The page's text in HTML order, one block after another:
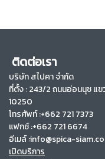
ติดต่อเรา
บริษัท สไปคา จำกัด
ที่ตั้ง :243/2 ถนนอ่อนนุช แข
10250
โทรศัพท์ :+662 721 7373
แฟกซ์ :+662 721 6674
อีเมล์ :info@spica-
เปิดบริการ